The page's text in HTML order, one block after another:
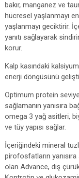
bakır, manganez ve
hücresel yaşlanmayı
yaşlanmayı geciktirir.
yanıtı sağlayarak
korur.
Kalp kasındaki
enerji döngüsünü
Optimum protein
sağlamanın yanısıra
omega 3 yağ asitleri,
ve tüy yapısı sağlar.
İçeriğindeki mineral
pirofosfatların
olan Advance, diş